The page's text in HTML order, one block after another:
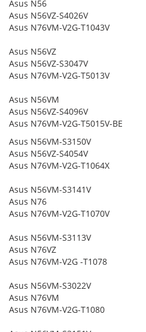
Asus N56
Asus N56VZ-S4026V
Asus N76VM-V2G-T1043V
Asus N56VZ
Asus N56VZ-S3047V
Asus N76VM-V2G-T5013V
Asus N56VM
Asus N56VZ-S4096V
Asus N76VM-V2G-T5015V-BE
Asus N56VM-S3150V
Asus N56VZ-S4054V
Asus N76VM-V2G-T1064X
Asus N56VM-S3141V
Asus N76
Asus N76VM-V2G-T1070V
Asus N56VM-S3113V
Asus N76VZ
Asus N76VM-V2G -T1078
Asus N56VM-S3022V
Asus N76VM
Asus N76VM-V2G-T1080